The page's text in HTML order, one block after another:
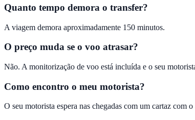
Quanto tempo demora o transfer?
A viagem demora aproximadamente 150 minutos.
O preço muda se o voo atrasar?
Não. A monitorização de voo está incluída e o seu
Como encontro o meu motorista?
O seu motorista espera nas chegadas com um cartaz com